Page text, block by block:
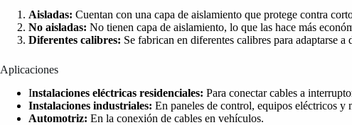
Aisladas: Cuentan con una capa de aislamiento que protege contra
No aisladas: No tienen capa de aislamiento, lo que las hace más
Diferentes calibres: Se fabrican en diferentes calibres para adaptarse a
Aplicaciones
Instalaciones eléctricas residenciales: Para conectar cables a
Instalaciones industriales: En paneles de control, equipos eléctricos y
Automotriz: En la conexión de cables en vehículos.